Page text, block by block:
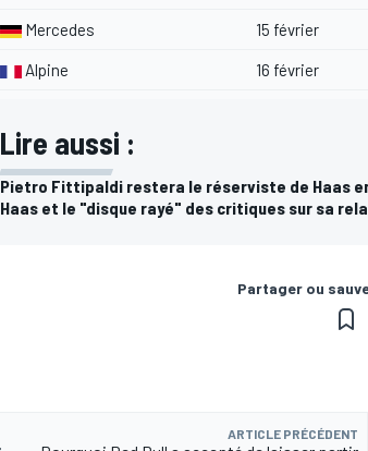
Mercedes 15 février
Alpine 16 février
Lire aussi :
Pietro Fittipaldi restera le réserviste de Haas
Haas et le "disque rayé" des critiques sur sa
Partager ou
ARTICLE PRÉCÉDENT